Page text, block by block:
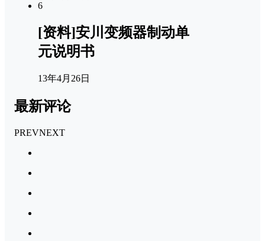
6
[资料]安川变频器制动单
元说明书
13年4月26日
最新评论
PREVNEXT